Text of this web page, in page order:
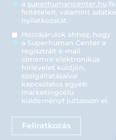
a superhumancenter.hu
feltételeit, valamint
nyilatkozatát.
Privacy
2(Kötelező)
Hozzájárulok ahhoz, hogy
a Superhuman Center a
regisztrált e-mail
címemre elektronikus
hírlevelet küldjön,
szolgáltatásaival
kapcsolatos egyéb
marketingcélú
küldeményt juttasson el.